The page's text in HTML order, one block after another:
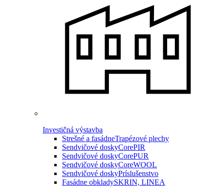
Investičná výstavba
Strešné a fasádneTrapézové plechy
Sendvičové doskyCorePIR
Sendvičové doskyCorePUR
Sendvičové doskyCoreWOOL
Sendvičové doskyPríslušenstvo
Fasádne obkladySKRIN, LINEA